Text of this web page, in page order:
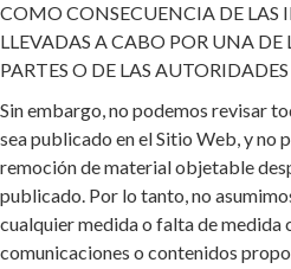
COMO CONSECUENCIA DE LAS
LLEVADAS A CABO POR UNA
PARTES O DE LAS AUTORIDADES
Sin embargo, no podemos revisar
sea publicado en el Sitio Web, y no
remoción de material objetable
publicado. Por lo tanto, no
cualquier medida o falta de medida
comunicaciones o contenidos